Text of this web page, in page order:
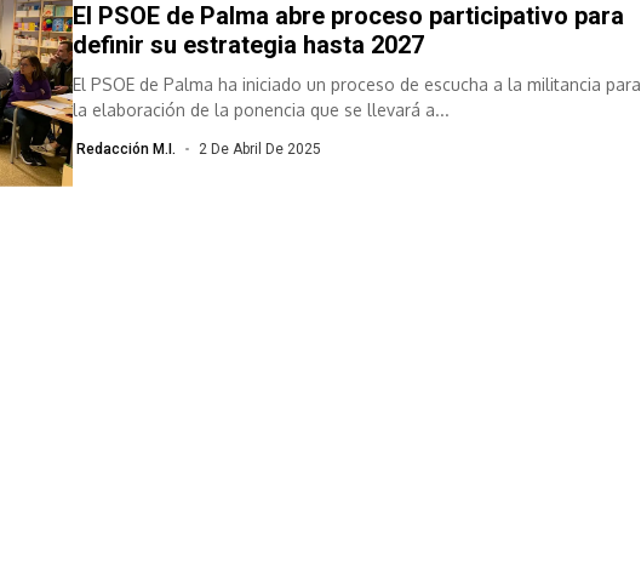
El PSOE de Palma abre proceso participativo para
definir su estrategia hasta 2027
El PSOE de Palma ha iniciado un proceso de escucha a la militancia para
la elaboración de la ponencia que se llevará a...
Redacción M.I. 2 De Abril De 2025